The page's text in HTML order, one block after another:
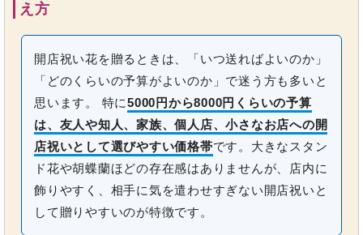
え方
開店祝い花を贈るときは、「いつ送ればよいのか」
「どのくらいの予算がよいのか」で迷う方も多いと
思います。 特に5000円から8000円くらいの予算
は、友人や知人、家族、個人店、小さなお店への開
店祝いとして選びやすい価格帯です。大きなスタン
ド花や胡蝶蘭ほどの存在感はありませんが、店内に
飾りやすく、相手に気を遣わせすぎない開店祝いと
して贈りやすいのが特徴です。